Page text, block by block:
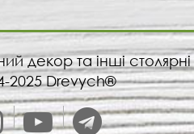
декор та інші столярні
2025 Drevych®